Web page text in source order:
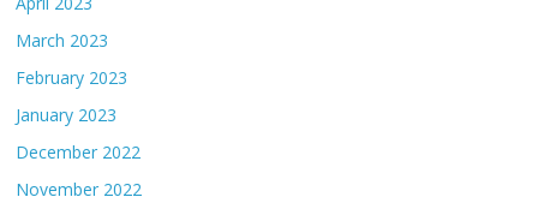
March 2023
February 2023
January 2023
December 2022
November 2022